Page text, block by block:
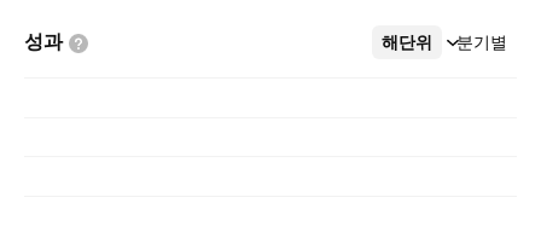
성과 해단위 분기별
더보기